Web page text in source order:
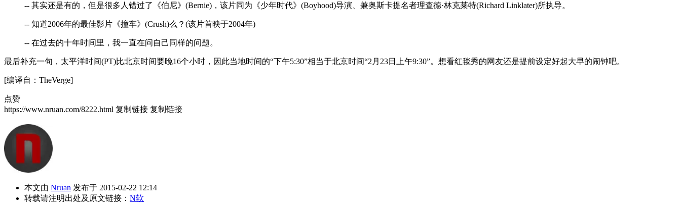
-- 其实还是有的，但是很多人错过了《伯尼》(Bernie)，该片同为《少年时代》(Boyhood)导演、兼奥斯卡提名者理查德·林克莱特(Richard Linklater)所执导。
-- 知道2006年的最佳影片《撞车》(Crush)么？(该片首映于2004年)
-- 在过去的十年时间里，我一直在问自己同样的问题。
最后补充一句，太平洋时间(PT)比北京时间要晚16个小时，因此当地时间的“下午5:30”相当于北京时间“2月23日上午9:30”。想看红毯秀的网友还是提前设定好起大早的闹钟吧。
[编译自：TheVerge]
点赞
https://www.nruan.com/8222.html 复制链接 复制链接
本文由 Nruan 发布于 2015-02-22 12:14
转载请注明出处及原文链接： N软